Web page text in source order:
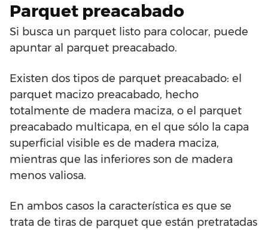
Parquet preacabado
Si busca un parquet listo para colocar, puede
apuntar al parquet preacabado.
Existen dos tipos de parquet preacabado: el
parquet macizo preacabado, hecho
totalmente de madera maciza, o el parquet
preacabado multicapa, en el que sólo la capa
superficial visible es de madera maciza,
mientras que las inferiores son de madera
menos valiosa.
En ambos casos la característica es que se
trata de tiras de parquet que están pretratadas